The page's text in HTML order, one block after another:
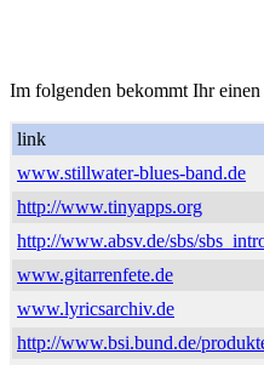
Im folgenden bekommt Ihr
link
www.stillwater-blues-band.de
http://www.tinyapps.org
http://www.absv.de/sbs/
www.gitarrenfete.de
www.lyricsarchiv.de
http://www.bsi.bund.de/